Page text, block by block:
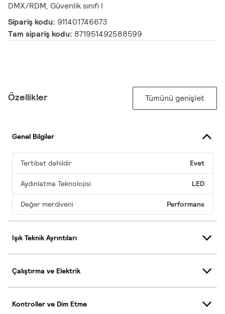
DMX/RDM, Güvenlik sınıfı I
Sipariş kodu: 911401746673
Tam sipariş kodu: 871951492588599
Özellikler Tümünü genişlet
Genel Bilgiler
Tertibat dahildir Evet
Aydınlatma Teknolojisi LED
Değer merdiveni Performans
Işık Teknik Ayrıntıları
Çalıştırma ve Elektrik
Kontroller ve Dim Etme